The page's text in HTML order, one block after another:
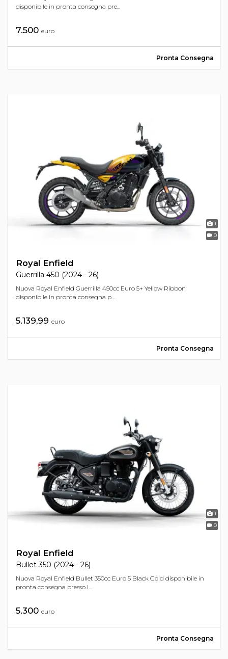
disponibile in pronta consegna pre...
7.500 euro
Pronta Consegna
1
0
Royal Enfield
Guerrilla 450 (2024 - 26)
Nuova Royal Enfield Guerrilla 450cc Euro 5+ Yellow Ribbon
disponibile in pronta consegna p...
5.139,99 euro
Pronta Consegna
1
0
Royal Enfield
Bullet 350 (2024 - 26)
Nuova Royal Enfield Bullet 350cc Euro 5 Black Gold disponibile in
pronta consegna presso l...
5.300 euro
Pronta Consegna